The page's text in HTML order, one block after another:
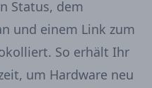
Status, dem
und einem Link zum
So erhält Ihr
um Hardware neu